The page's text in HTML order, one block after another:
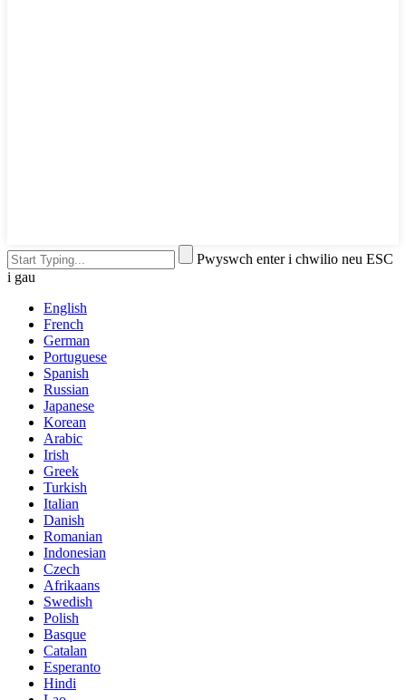
Pwyswch enter i chwilio neu ESC
i gau
English
French
German
Portuguese
Spanish
Russian
Japanese
Korean
Arabic
Irish
Greek
Turkish
Italian
Danish
Romanian
Indonesian
Czech
Afrikaans
Swedish
Polish
Basque
Catalan
Esperanto
Hindi